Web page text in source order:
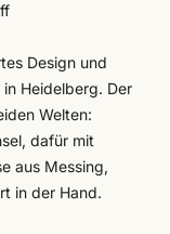
Design und
Heidelberg. Der
Welten:
dafür mit
aus Messing,
in der Hand.